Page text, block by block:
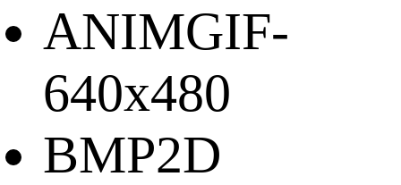
ANIMGIF-
640x480
BMP2D